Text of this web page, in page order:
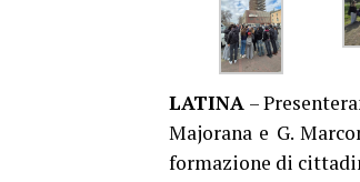
LATINA –
Majorana e G.
formazione di